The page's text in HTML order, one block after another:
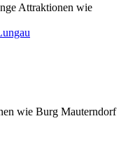
Attraktionen wie
wie Burg Mauterndorf